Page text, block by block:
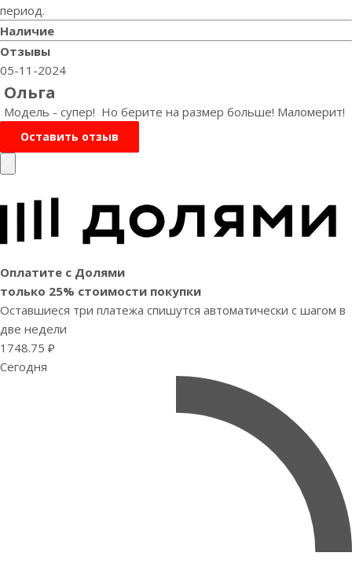
период.
Наличие
Отзывы
05-11-2024
Ольга
Модель - супер! Но берите на размер больше! Маломерит!
Оставить отзыв
Оплатите с Долями
только 25% стоимости покупки
Оставшиеся три платежа спишутся автоматически с шагом в
две недели
1748.75 ₽
Сегодня